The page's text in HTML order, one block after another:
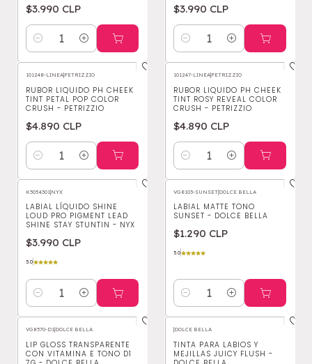
$3.990 CLP
Cantidad
$3.990 CLP
Cantidad
101248-LINEA|PETRIZZIO
RUBOR LIQUIDO PH CHEEK
TINT PETAL POP COLOR
CRUSH - PETRIZZIO
$4.890 CLP
Cantidad
101247-LINEA|PETRIZZIO
RUBOR LIQUIDO PH CHEEK
TINT ROSY REVEAL COLOR
CRUSH - PETRIZZIO
$4.890 CLP
Cantidad
K5054301|NYX
LABIAL LÍQUIDO SHINE
LOUD PRO PIGMENT LEAD
SHINE STAY STUNTIN - NYX
$3.990 CLP
5.0
Cantidad
VG8103-SUNSET|DOLCE BELLA
LABIAL MATTE TONO
SUNSET - DOLCE BELLA
$1.290 CLP
5.0
Cantidad
-5%OFF
VG8570-D1|DOLCE BELLA
LIP GLOSS TRANSPARENTE
CON VITAMINA E TONO D1
|DOLCE BELLA
TINTA PARA LABIOS Y
MEJILLAS JUICY FLUSH -